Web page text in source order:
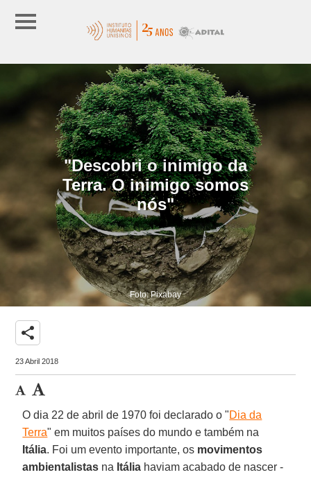
"Descobri o inimigo da
Terra. O inimigo somos
nós"
Foto: Pixabay
share
23 Abril 2018
O dia 22 de abril de 1970 foi declarado o "Dia da
Terra" em muitos países do mundo e também na
Itália. Foi um evento importante, os movimentos
ambientalistas na Itália haviam acabado de nascer -